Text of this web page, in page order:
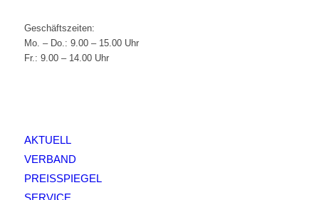
Geschäftszeiten:
Mo. – Do.: 9.00 – 15.00 Uhr
Fr.: 9.00 – 14.00 Uhr
AKTUELL
VERBAND
PREISSPIEGEL